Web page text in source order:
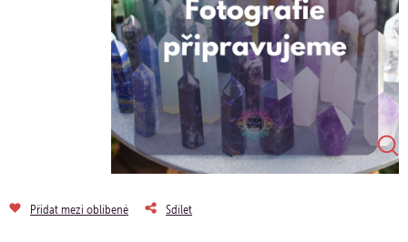
Přidat mezi oblíbené Sdílet